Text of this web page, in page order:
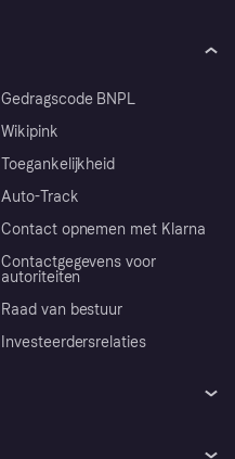
Gedragscode BNPL
Wikipink
Toegankelijkheid
Auto-Track
Contact opnemen met Klarna
Contactgegevens voor
autoriteiten
Raad van bestuur
Investeerdersrelaties